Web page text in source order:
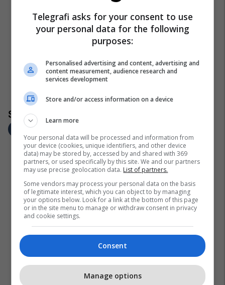
Telegrafi asks for your consent to use
your personal data for the following
purposes:
Personalised advertising and content, advertising and
content measurement, audience research and
services development
Store and/or access information on a device
Learn more
Your personal data will be processed and information from
your device (cookies, unique identifiers, and other device
data) may be stored by, accessed by and shared with 369
partners, or used specifically by this site. We and our partners
may use precise geolocation data. List of partners.
Some vendors may process your personal data on the basis
of legitimate interest, which you can object to by managing
your options below. Look for a link at the bottom of this page
or in the site menu to manage or withdraw consent in privacy
and cookie settings.
Consent
Manage options